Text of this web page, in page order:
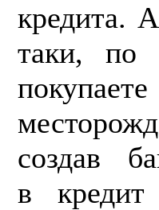
кредита.
таки, по
создав
в